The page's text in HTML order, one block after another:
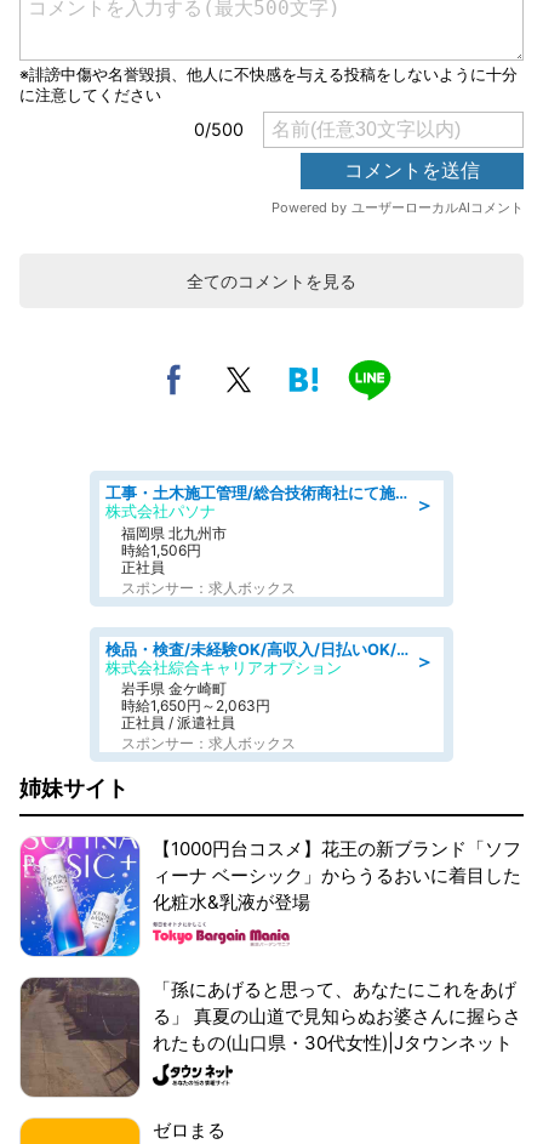
全てのコメントを見る
＞
工事・土木施工管理/総合技術商社にて施工管理のお仕事/即日勤務可/車通勤可/工事・土木施工管理/生産・品質管理
株式会社パソナ
福岡県 北九州市
時給1,506円
正社員
スポンサー：求人ボックス
＞
検品・検査/未経験OK/高収入/日払いOK/交替制/20・30・40代活躍中
株式会社綜合キャリアオプション
岩手県 金ケ崎町
時給1,650円～2,063円
正社員 / 派遣社員
スポンサー：求人ボックス
姉妹サイト
【1000円台コスメ】花王の新ブランド「ソフ
ィーナ ベーシック」からうるおいに着目した
化粧水&乳液が登場
「孫にあげると思って、あなたにこれをあげ
る」 真夏の山道で見知らぬお婆さんに握らさ
れたもの(山口県・30代女性)|Jタウンネット
ゼロまる